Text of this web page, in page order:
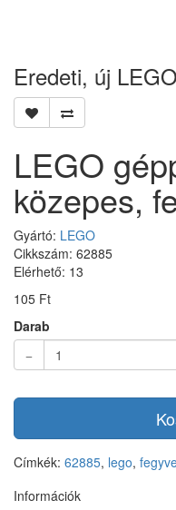
Eredeti, új
LEGO
közepes,
Gyártó: LEGO
Cikkszám: 62885
Elérhető: 13
105 Ft
Darab
Címkék: 62885, lego,
Információk